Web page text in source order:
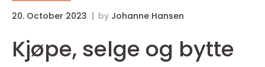
20. October 2023 by Johanne Hansen
Kjøpe, selge og bytte